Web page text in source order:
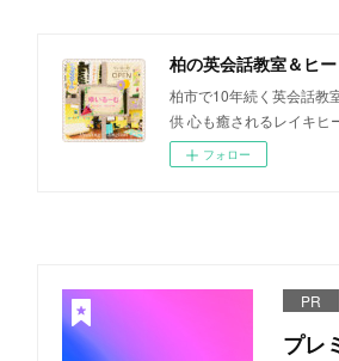
柏の英会話教室＆ヒ
柏市で10年続く英会話教
供 心も癒されるレイキヒ
フォロー
PR
プレ